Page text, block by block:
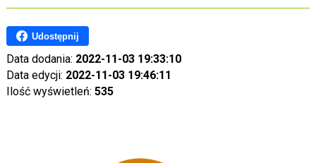
Udostępnij
Data dodania: 2022-11-03 19:33:10
Data edycji: 2022-11-03 19:46:11
Ilość wyświetleń: 535